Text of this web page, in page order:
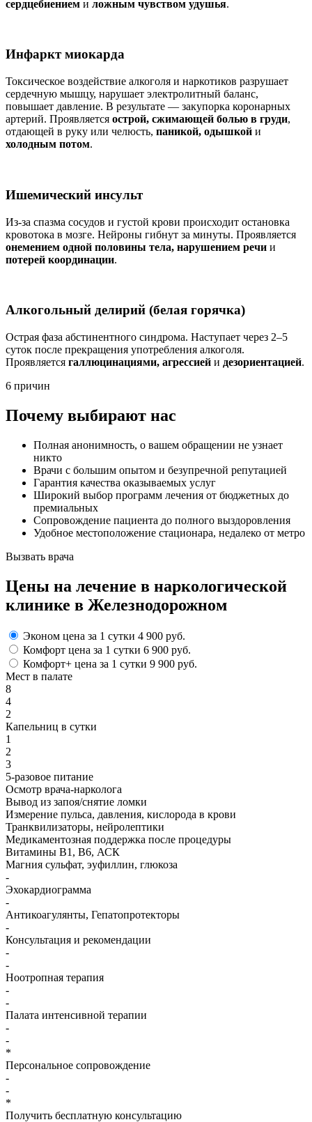
сердцебиением и ложным чувством удушья.
Инфаркт миокарда
Токсическое воздействие алкоголя и наркотиков разрушает
сердечную мышцу, нарушает электролитный баланс,
повышает давление. В результате — закупорка коронарных
артерий. Проявляется острой, сжимающей болью в груди,
отдающей в руку или челюсть, паникой, одышкой и
холодным потом.
Ишемический инсульт
Из-за спазма сосудов и густой крови происходит остановка
кровотока в мозге. Нейроны гибнут за минуты. Проявляется
онемением одной половины тела, нарушением речи и
потерей координации.
Алкогольный делирий (белая горячка)
Острая фаза абстинентного синдрома. Наступает через 2–5
суток после прекращения употребления алкоголя.
Проявляется галлюцинациями, агрессией и дезориентацией.
6 причин
Почему выбирают нас
Полная анонимность, о вашем обращении не узнает
никто
Врачи с большим опытом и безупречной репутацией
Гарантия качества оказываемых услуг
Широкий выбор программ лечения от бюджетных до
премиальных
Сопровождение пациента до полного выздоровления
Удобное местоположение стационара, недалеко от метро
Вызвать врача
Цены на лечение в наркологической
клинике в Железнодорожном
Эконом цена за 1 сутки 4 900 руб.
Комфорт цена за 1 сутки 6 900 руб.
Комфорт+ цена за 1 сутки 9 900 руб.
Мест в палате
8
4
2
Капельниц в сутки
1
2
3
5-разовое питание
Осмотр врача-нарколога
Вывод из запоя/снятие ломки
Измерение пульса, давления, кислорода в крови
Транквилизаторы, нейролептики
Медикаментозная поддержка после процедуры
Витамины B1, B6, АСК
Магния сульфат, эуфиллин, глюкоза
-
Эхокардиограмма
-
Антикоагулянты, Гепатопротекторы
-
Консультация и рекомендации
-
-
Ноотропная терапия
-
-
Палата интенсивной терапии
-
-
*
Персональное сопровождение
-
-
*
Получить бесплатную консультацию